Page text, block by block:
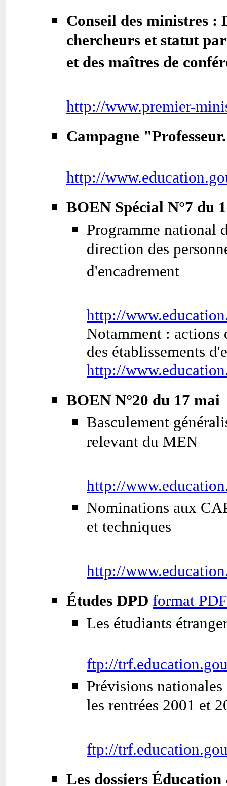
Conseil des ministres :
chercheurs et statut
et des maîtres de
http://www.premier-
Campagne
http://
BOEN Spécial N°7 du
Programme national
direction des
d'encadrement
http://
Notamment : actions
des établissements
http://
BOEN N°20 du 17 mai
Basculement
relevant du MEN
http://
Nominations aux
et techniques
http://
Études DPD format PDF
Les étudiants
ftp://
Prévisions
les rentrées 2001 et
ftp://
Les dossiers